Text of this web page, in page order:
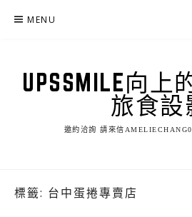
MENU
UPSSMILE向上
旅食設
邀約洽詢 請來信
標籤: 台中蛋捲專賣店